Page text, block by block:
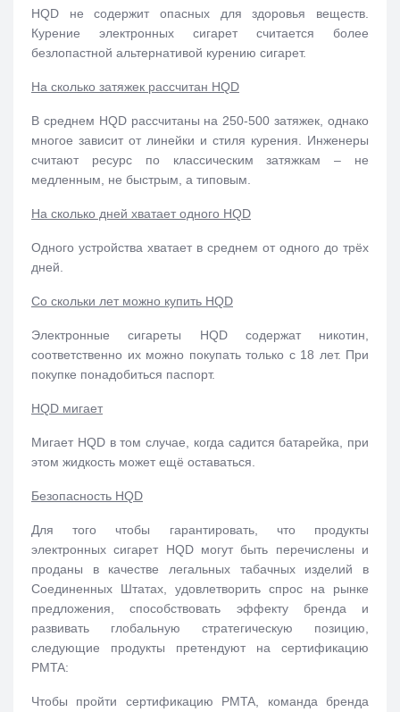
HQD не содержит опасных для здоровья веществ.
Курение электронных сигарет считается более
безлопастной альтернативой курению сигарет.
На сколько затяжек рассчитан HQD
В среднем HQD рассчитаны на 250-500 затяжек, однако
многое зависит от линейки и стиля курения. Инженеры
считают ресурс по классическим затяжкам – не
медленным, не быстрым, а типовым.
На сколько дней хватает одного HQD
Одного устройства хватает в среднем от одного до трёх
дней.
Со скольки лет можно купить HQD
Электронные сигареты HQD содержат никотин
соответственно их можно покупать только с 18 лет. При
покупке понадобиться паспорт.
HQD мигает
Мигает HQD в том случае, когда садится батарейка, при
этом жидкость может ещё оставаться.
Безопасность HQD
Для того чтобы гарантировать, что продукты
электронных сигарет HQD могут быть перечислены и
проданы в качестве легальных табачных изделий в
Соединенных Штатах, удовлетворить спрос на рынке
предложения, способствовать эффекту бренда и
развивать глобальную стратегическую позицию,
следующие продукты претендуют на сертификацию
PMTA:
Чтобы пройти сертификацию PMTA, команда бренда